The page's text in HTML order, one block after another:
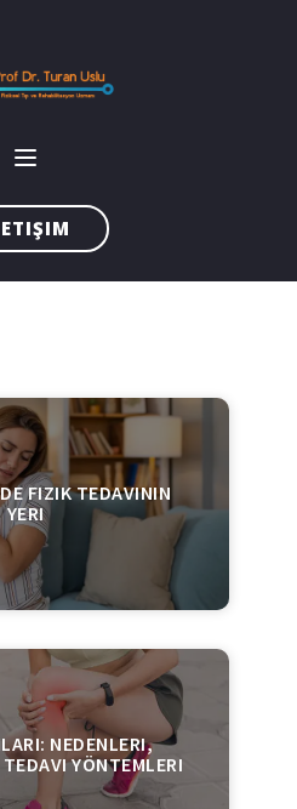
FIZIK TEDAVININ
YERI
NEDENLERI,
YÖNTEMLERI